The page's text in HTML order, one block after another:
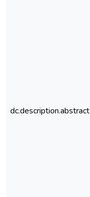
dc.description.abstract